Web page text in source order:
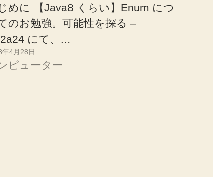
めに 【Java8 くらい】Enum につ
のお勉強。可能性を探る –
にて、…
年4月28日
ピューター